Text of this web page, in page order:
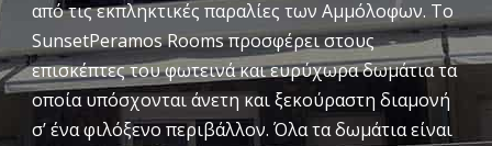
από τις εκπληκτικές παραλίες των Αμμόλοφων. Το
SunsetPeramos Rooms προσφέρει στους
επισκέπτες του φωτεινά και ευρύχωρα δωμάτια τα
οποία υπόσχονται άνετη και ξεκούραστη διαμονή
σ’ ένα φιλόξενο περιβάλλον. Όλα τα δωμάτια είναι